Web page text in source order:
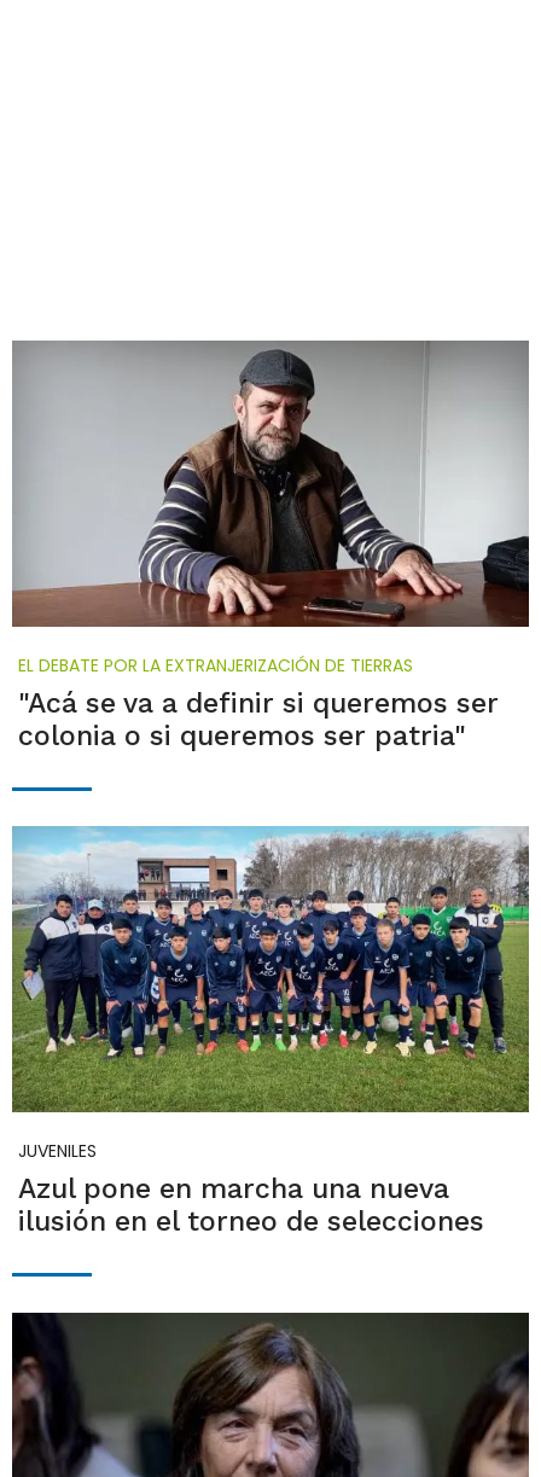
EL DEBATE POR LA EXTRANJERIZACIÓN DE TIERRAS
"Acá se va a definir si queremos ser
colonia o si queremos ser patria"
JUVENILES
Azul pone en marcha una nueva
ilusión en el torneo de selecciones